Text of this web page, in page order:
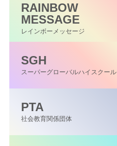
RAINBOW
MESSAGE
レインボーメッセージ
SGH
スーパーグローバルハイスクール
PTA
社会教育関係団体